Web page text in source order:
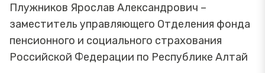
Плужников Ярослав Александрович –
заместитель управляющего Отделения фонда
пенсионного и социального страхования
Российской Федерации по Республике Алтай